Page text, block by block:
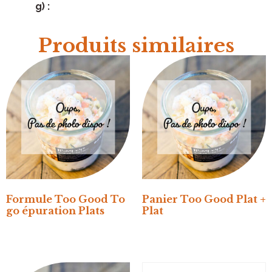
g) :
Produits similaires
Formule Too Good To
go épuration Plats
Panier Too Good Plat +
Plat